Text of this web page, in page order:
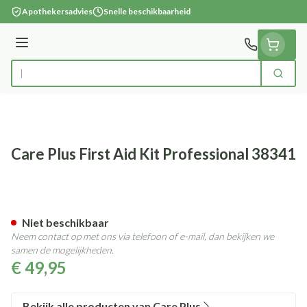
Ga naar de inhoud
Apothekersadvies Snelle beschikbaarheid
Menu
Product, merk, categorie... Zoek
Care Plus First Aid Kit Professional 38341
€ 49,95
Niet beschikbaar
Neem contact op met ons via telefoon of e-mail, dan bekijken we
samen de mogelijkheden.